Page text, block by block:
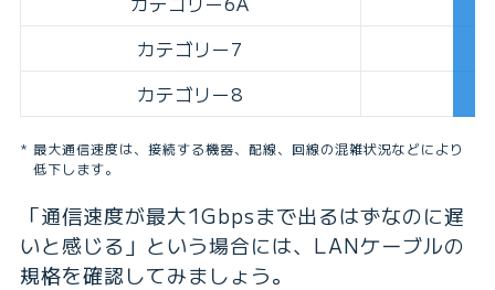
カテゴリー7
カテゴリー8
最大通信速度は、接続する機器、配線、回線の混雑状況などにより
低下します。
「通信速度が最大1Gbpsまで出るはずなのに遅
いと感じる」という場合には、LANケーブルの
規格を確認してみましょう。